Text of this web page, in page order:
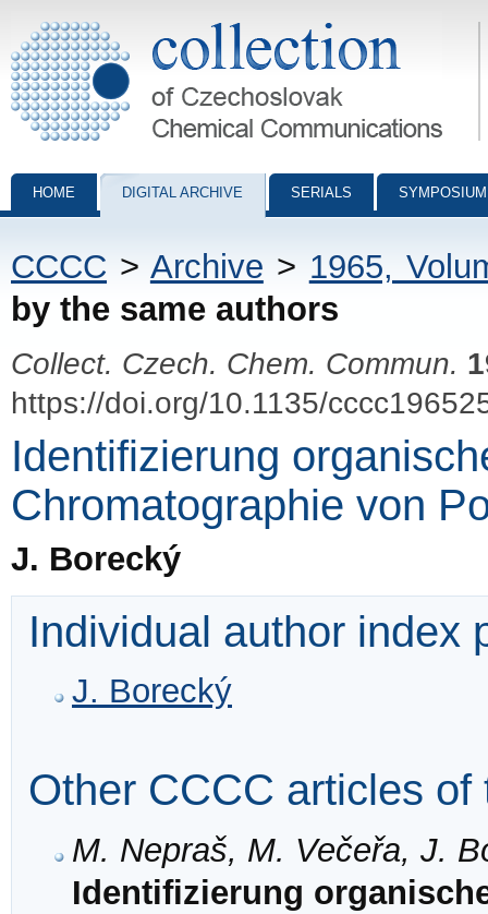
Collection of Czechoslovak Chemical Communications - digital
HOME DIGITAL ARCHIVE SERIALS
CCCC > Archive > 1965,
by the same authors
Collect. Czech. Chem. Commun.
https://doi.org/10.1135/
Identifizierung
Chromatographie von
J. Borecký
Individual author index
J. Borecký
Other CCCC articles of
M. Nepraš, M. Večeřa, J.
Identifizierung